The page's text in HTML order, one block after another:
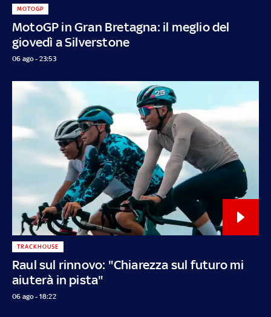
MotoGP in Gran Bretagna: il meglio del
giovedì a Silverstone
MOTOGP
06 ago - 23:53
Raul sul rinnovo: "Chiarezza sul futuro mi
aiuterà in pista"
TRACKHOUSE
06 ago - 18:22